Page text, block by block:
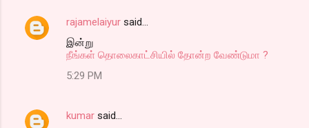
rajamelaiyur said…
இன்று
நீங்கள் தொலைகாட்சியில் தோன்ற வேண்டுமா ?
5:29 PM
kumar said…